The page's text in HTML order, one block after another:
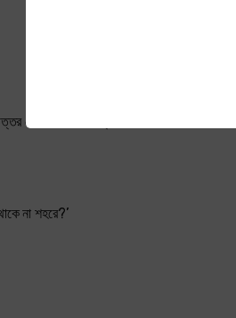
দেবে। তোমার উত্তর থেকে আমি ধারণা করতে
না শহরে?’